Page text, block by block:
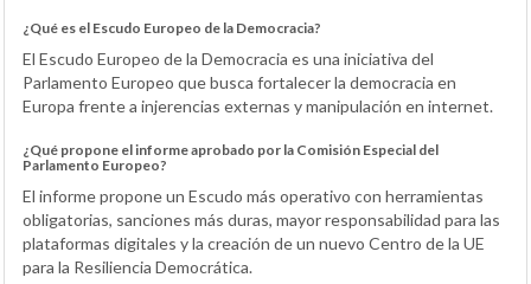
¿Qué es el Escudo Europeo de la Democracia?
El Escudo Europeo de la Democracia es una iniciativa del
Parlamento Europeo que busca fortalecer la democracia en
Europa frente a injerencias externas y manipulación en internet.
¿Qué propone el informe aprobado por la Comisión Especial del
Parlamento Europeo?
El informe propone un Escudo más operativo con herramientas
obligatorias, sanciones más duras, mayor responsabilidad para las
plataformas digitales y la creación de un nuevo Centro de la UE
para la Resiliencia Democrática.